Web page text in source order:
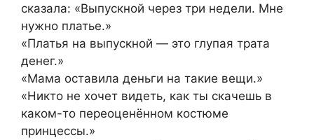
сказала: «Выпускной через три недели. Мне
нужно платье.»
«Платья на выпускной — это глупая трата
денег.»
«Мама оставила деньги на такие вещи.»
«Никто не хочет видеть, как ты скачешь в
каком-то переоценённом костюме
принцессы.»